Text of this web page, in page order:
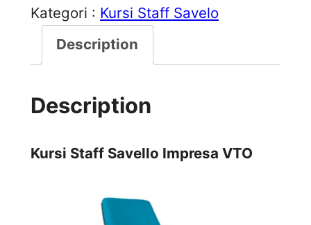
Kategori : Kursi Staff Savelo
Description
Description
Kursi Staff Savello Impresa VTO